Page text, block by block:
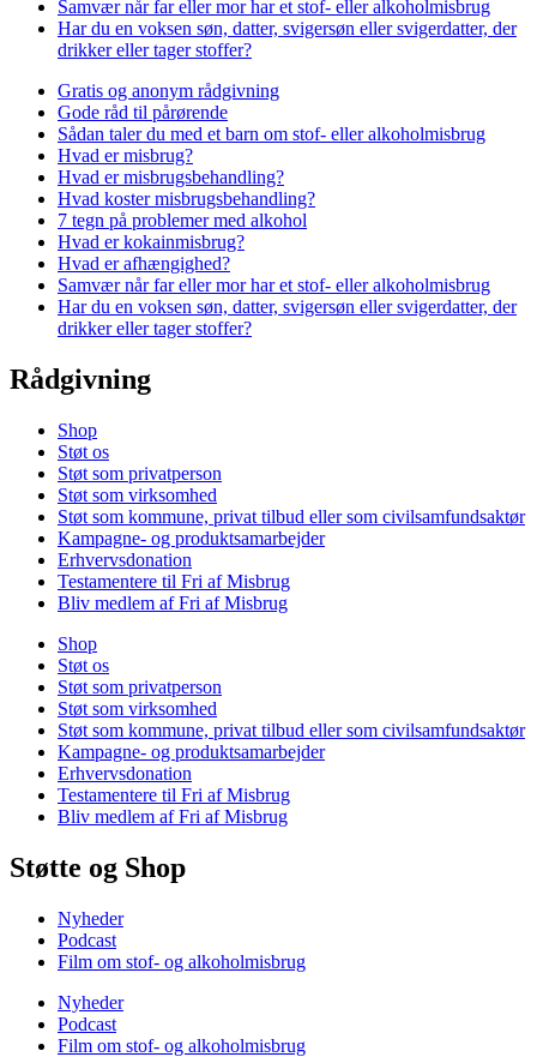
Samvær når far eller mor har et stof- eller alkoholmisbrug
Har du en voksen søn, datter, svigersøn eller svigerdatter, der
drikker eller tager stoffer?
Gratis og anonym rådgivning
Gode råd til pårørende
Sådan taler du med et barn om stof- eller alkoholmisbrug
Hvad er misbrug?
Hvad er misbrugsbehandling?
Hvad koster misbrugsbehandling?
7 tegn på problemer med alkohol
Hvad er kokainmisbrug?
Hvad er afhængighed?
Samvær når far eller mor har et stof- eller alkoholmisbrug
Har du en voksen søn, datter, svigersøn eller svigerdatter, der
drikker eller tager stoffer?
Rådgivning
Shop
Støt os
Støt som privatperson
Støt som virksomhed
Støt som kommune, privat tilbud eller som civilsamfundsaktør
Kampagne- og produktsamarbejder
Erhvervsdonation
Testamentere til Fri af Misbrug
Bliv medlem af Fri af Misbrug
Shop
Støt os
Støt som privatperson
Støt som virksomhed
Støt som kommune, privat tilbud eller som civilsamfundsaktør
Kampagne- og produktsamarbejder
Erhvervsdonation
Testamentere til Fri af Misbrug
Bliv medlem af Fri af Misbrug
Støtte og Shop
Nyheder
Podcast
Film om stof- og alkoholmisbrug
Nyheder
Podcast
Film om stof- og alkoholmisbrug